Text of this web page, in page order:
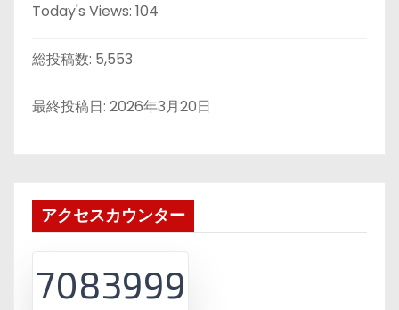
Today's Views: 104
総投稿数: 5,553
最終投稿日: 2026年3月20日
アクセスカウンター
7083999